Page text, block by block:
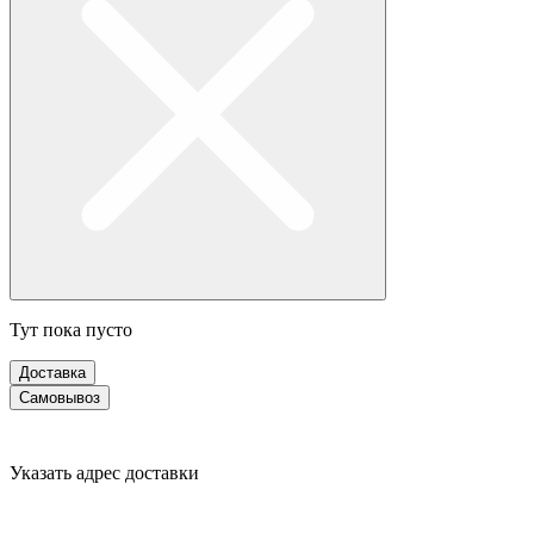
Тут пока пусто
Доставка
Самовывоз
Указать адрес доставки